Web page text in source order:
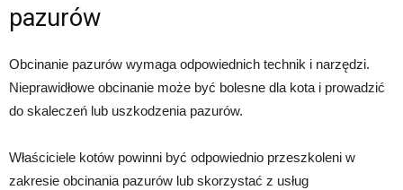
pazurów
Obcinanie pazurów wymaga odpowiednich technik i narzędzi.
Nieprawidłowe obcinanie może być bolesne dla kota i prowadzić
do skaleczeń lub uszkodzenia pazurów.
Właściciele kotów powinni być odpowiednio przeszkoleni w
zakresie obcinania pazurów lub skorzystać z usług